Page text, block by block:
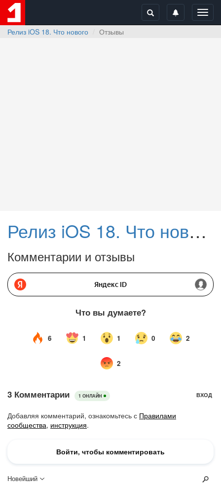
Релиз iOS 18. Что нового
Отзывы
Релиз iOS 18. Что нового
Комментарии и отзывы